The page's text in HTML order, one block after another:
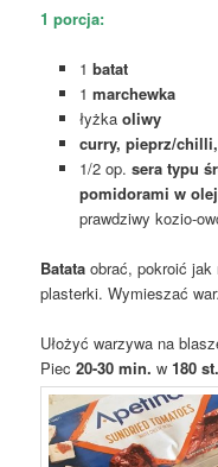
1 porcja:
1 batat
1 marchewka
łyżka oliwy
curry, pieprz/
1/2 op. sera typu
pomidorami w
prawdziwy kozio-
Batata obrać, pokroić jak
plasterki. Wymieszać
Ułożyć warzywa na
Piec 20-30 min. w180 st.